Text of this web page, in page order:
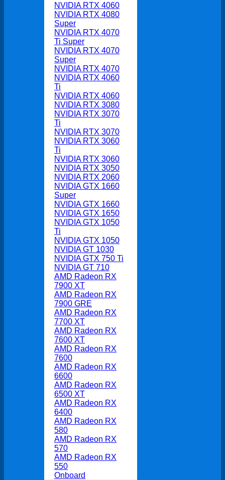
NVIDIA RTX 4060
NVIDIA RTX 4080
Super
NVIDIA RTX 4070
Ti Super
NVIDIA RTX 4070
Super
NVIDIA RTX 4070
NVIDIA RTX 4060
Ti
NVIDIA RTX 4060
NVIDIA RTX 3080
NVIDIA RTX 3070
Ti
NVIDIA RTX 3070
NVIDIA RTX 3060
Ti
NVIDIA RTX 3060
NVIDIA RTX 3050
NVIDIA RTX 2060
NVIDIA GTX 1660
Super
NVIDIA GTX 1660
NVIDIA GTX 1650
NVIDIA GTX 1050
Ti
NVIDIA GTX 1050
NVIDIA GT 1030
NVIDIA GTX 750 Ti
NVIDIA GT 710
AMD Radeon RX
7900 XT
AMD Radeon RX
7900 GRE
AMD Radeon RX
7700 XT
AMD Radeon RX
7600 XT
AMD Radeon RX
7600
AMD Radeon RX
6600
AMD Radeon RX
6500 XT
AMD Radeon RX
6400
AMD Radeon RX
580
AMD Radeon RX
570
AMD Radeon RX
550
Onboard